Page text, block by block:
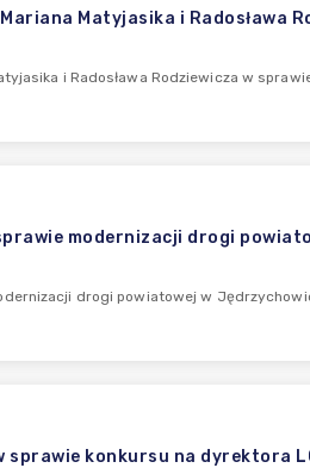
Matyjasika i Radosława
i Radosława Rodziewicza w
modernizacji drogi
drogi powiatowej w
konkursu na dyrektora